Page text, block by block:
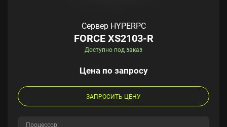
Сервер HYPERPC
FORCE XS2103-R
Доступно под заказ
Цена по запросу
ЗАПРОСИТЬ ЦЕНУ
Процессор: